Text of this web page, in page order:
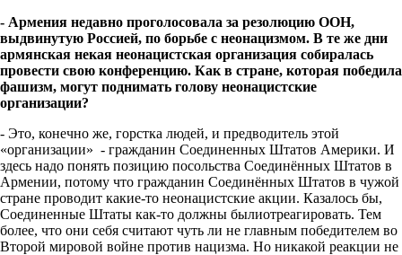
- Армения недавно проголосовала за резолюцию ООН,
выдвинутую Россией, по борьбе с неонацизмом. В те же дни
армянская некая неонацистская организация собиралась
провести свою конференцию. Как в стране, которая победила
фашизм, могут поднимать голову неонацистские
организации?
- Это, конечно же, горстка людей, и предводитель этой
«организации» - гражданин Соединенных Штатов Америки. И
здесь надо понять позицию посольства Соединённых Штатов в
Армении, потому что гражданин Соединённых Штатов в чужой
стране проводит какие-то неонацистские акции. Казалось бы,
Соединенные Штаты как-то должны былиотреагировать. Тем
более, что они себя считают чуть ли не главным победителем во
Второй мировой войне против нацизма. Но никакой реакции не